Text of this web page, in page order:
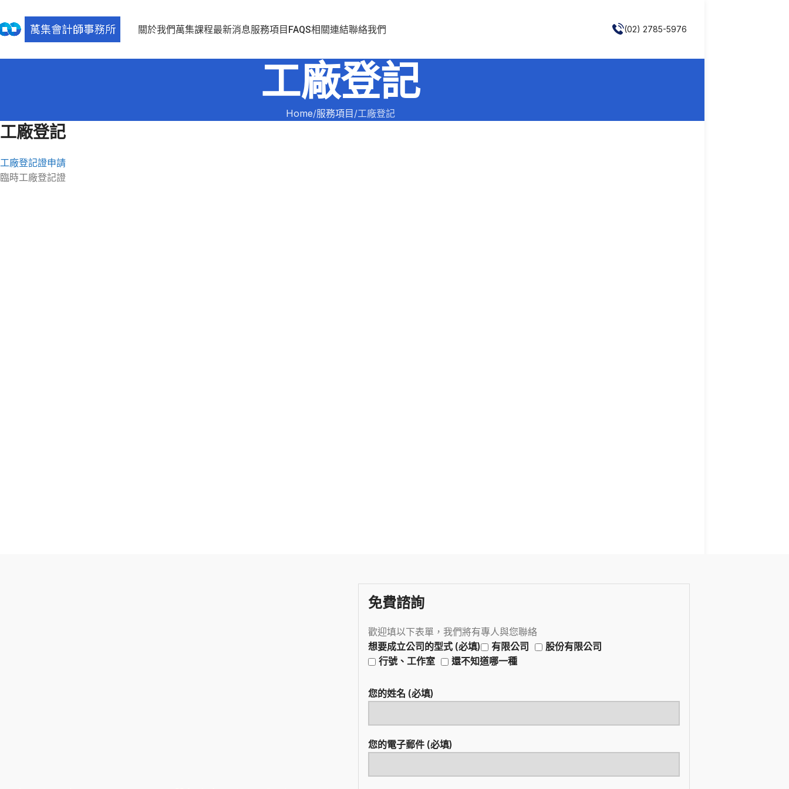
關於我們萬集課程最新消息服務項目 FAQS相關連結聯絡我們 (02) 2785-5976
工廠登記
Home 服務項目 工廠登記
工廠登記
工廠登記證申請
臨時工廠登記證
免費諮詢
歡迎填以下表單，我們將有專人與您聯絡
想要成立公司的型式 (必填)
有限公司
股份有限公司
行號、工作室
還不知道哪一種
您的姓名 (必填)
您的電子郵件 (必填)